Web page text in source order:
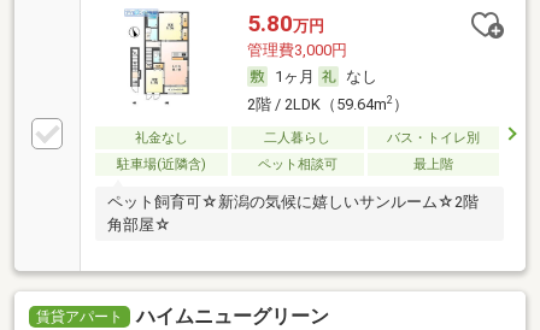
5.80万円
管理費3,000円
1ヶ月
なし
2階 / 2LDK（59.64m2）
礼金なし 二人暮らし
バス・トイレ別
駐車場(近隣含)
ペット相談可 最上階
ペット飼育可☆新潟の気候に嬉しいサンルーム☆2階
角部屋☆
賃貸アパート ハイムニューグリーン